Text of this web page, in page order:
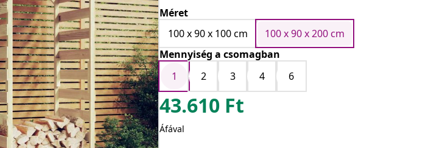
Méret
100 x 90 x 100 cm
100 x 90 x 200 cm
Mennyiség a csomagban
1
2 3 4 6
43.610 Ft
Áfával